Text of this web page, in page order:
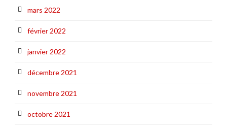
mars 2022
février 2022
janvier 2022
décembre 2021
novembre 2021
octobre 2021